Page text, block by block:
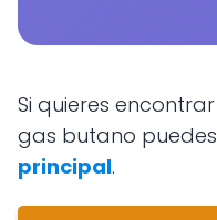
Si quieres encontrar otros distribuidores de
gas butano puedes
principal.